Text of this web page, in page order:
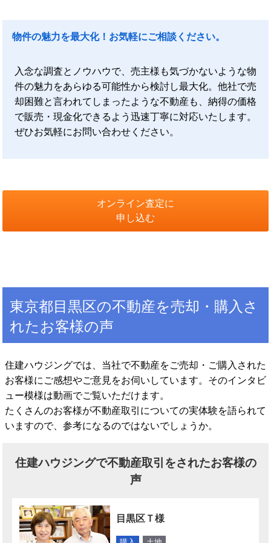
物件の魅力を最大化！お気軽にご相談ください。
入念な調査とノウハウで、売主様も気づかないような物
件の魅力をあらゆる可能性から検討し最大化。他社で売
却困難と言われてしまったような不動産も、納得の価格
で販売・現金化できるよう迅速丁寧に対応いたします。
ぜひお気軽にお問い合わせください。
オンライン査定に
申し込む
東京都目黒区の不動産を売却・購入さ
れたお客様の声
住建ハウジングでは、当社で不動産をご売却・ご購入された
お客様にご感想やご意見をお伺いしています。そのインタビ
ュー模様は動画でご覧いただけます。
たくさんのお客様が不動産取引についての実体験を語られて
いますので、参考になるのではないでしょうか。
住建ハウジングで不動産取引をされたお客様の
声
目黒区Ｔ様